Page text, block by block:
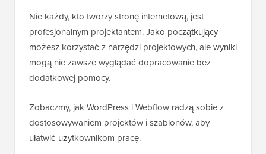
Nie każdy, kto tworzy stronę internetową, jest
profesjonalnym projektantem. Jako początkujący
możesz korzystać z narzędzi projektowych, ale wyniki
mogą nie zawsze wyglądać dopracowanie bez
dodatkowej pomocy.
Zobaczmy, jak WordPress i Webflow radzą sobie z
dostosowywaniem projektów i szablonów, aby
ułatwić użytkownikom pracę.